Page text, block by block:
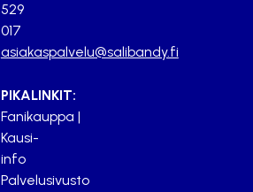
529
017
asiakaspalvelu@salibandy.fi
PIKALINKIT:
Fanikauppa |
Kausi-
info
Palvelusivusto